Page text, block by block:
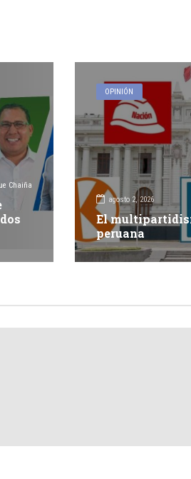
Chaiña
OPINIÓN
agosto 2, 2026
El
peruana